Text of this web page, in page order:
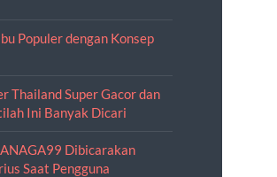
Populer dengan Konsep
Thailand Super Gacor dan
Ini Banyak Dicari
Dibicarakan
Saat Pengguna